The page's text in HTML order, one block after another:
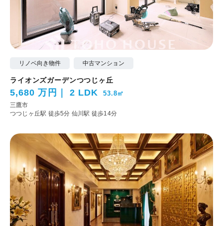
リノベ向き物件 中古マンション
ライオンズガーデンつつじヶ丘
5,680 万円 2 LDK 53.8㎡
三鷹市
つつじヶ丘駅 徒歩5分 仙川駅 徒歩14分